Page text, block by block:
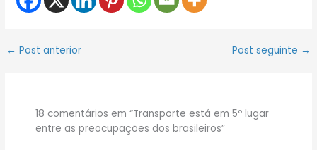
← Post anterior Post seguinte →
18 comentários em “Transporte está em 5º lugar
entre as preocupações dos brasileiros”